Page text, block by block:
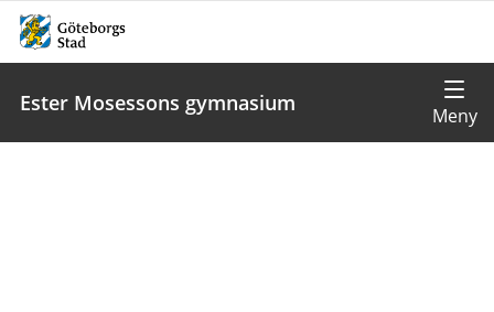
Ester Mosessons gymnasium